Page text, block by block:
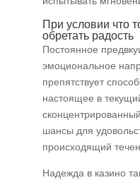
При условии что
обретать радость
Постоянное
эмоциональное
препятствует
настоящее в
шансы для
происходящий
Надежда в казино